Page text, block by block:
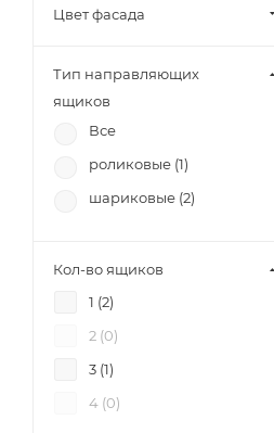
МК Стиль (
Союз-Мебель (9
Цвет фасада
Тип направляющих
ящиков
Все
роликовые (1)
шариковые (2)
Кол-во ящиков
1 (2)
2 (0)
3 (1)
4 (0)